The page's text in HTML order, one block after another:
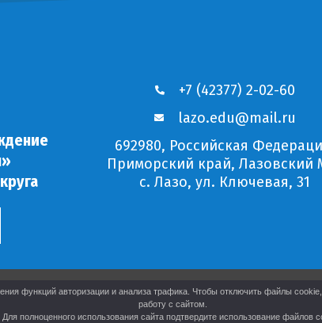
+7 (42377) 2-02-60
lazo.edu@mail.ru
692980, Российская
Приморский край, Лазовский
с. Лазо, ул. Ключевая, 31
функций авторизации и анализа трафика. Чтобы отключить файлы
работу с сайтом.
Для полноценного использования сайта подтвердите использование файлов